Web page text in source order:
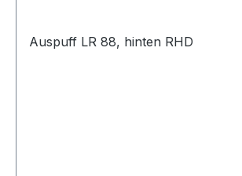
Auspuff LR 88, hinten RHD